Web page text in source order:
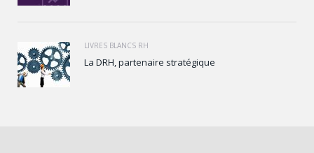
LIVRES BLANCS RH
La DRH, partenaire stratégique